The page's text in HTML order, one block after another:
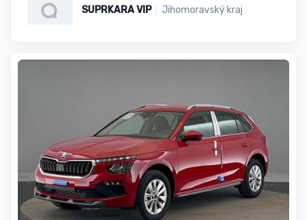
SUPRKARA VIP Jihomoravský kraj